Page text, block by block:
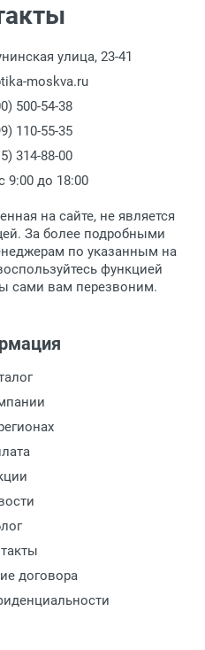
товара производится
на пункте
на расчетный счет.
с 11:00 до 15:00, в
г. Москва,
переулок 17, корпус 1,
(499) 110-55-35.
поступает в пункт
связывается с
о поступлении
товара при себе
паспорт.
забрать в течение 3
поступления на
расходов за хранение
по Москве компанией
к вам пункта
компаниями по
по России.
с различными
улица, 23-41
moskva.ru
500-54-38
110-55-35
314-88-00
9:00 до 18:00
на сайте, не является
За более подробными
по указанным на
функцией
сами вам перезвоним.
договора